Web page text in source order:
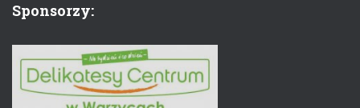
Sponsorzy: